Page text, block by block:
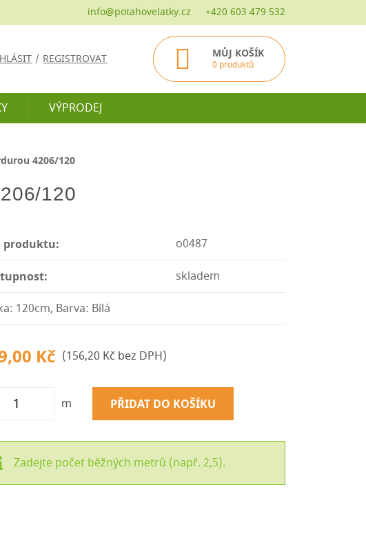
info@potahovelatky.cz +420 603 479 532
/ REGISTROVAT MŮJ KOŠÍK
0 produktů
VÝPRODEJ
4206/120
120
produktu: o0487
skladem
120cm, Barva: Bílá
Kč (156,20 Kč bez DPH)
m PŘIDAT DO KOŠÍKU
Zadejte počet běžných metrů (např. 2,5).